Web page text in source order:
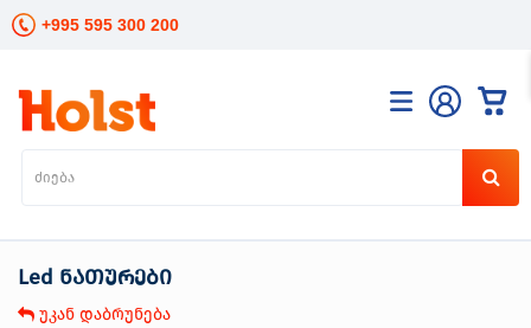
+995 595 300 200
Led ნათურები
უკან დაბრუნება
კატალოგი
განათება
ინსტრუმენტები
ელექტრო